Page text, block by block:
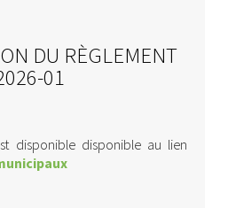
DU RÈGLEMENT
01
disponible disponible au lien